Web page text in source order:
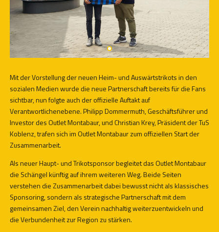
Mit der Vorstellung der neuen Heim- und Auswärtstrikots in den
sozialen Medien wurde die neue Partnerschaft bereits für die Fans
sichtbar, nun folgte auch der offizielle Auftakt auf
Verantwortlichenebene. Philipp Dommermuth, Geschäftsführer und
Investor des Outlet Montabaur, und Christian Krey, Präsident der TuS
Koblenz, trafen sich im Outlet Montabaur zum offiziellen Start der
Zusammenarbeit.
Als neuer Haupt- und Trikotsponsor begleitet das Outlet Montabaur
die Schängel künftig auf ihrem weiteren Weg. Beide Seiten
verstehen die Zusammenarbeit dabei bewusst nicht als klassisches
Sponsoring, sondern als strategische Partnerschaft mit dem
gemeinsamen Ziel, den Verein nachhaltig weiterzuentwickeln und
die Verbundenheit zur Region zu stärken.